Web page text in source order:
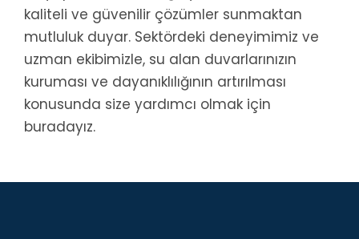
kaliteli ve güvenilir çözümler sunmaktan
mutluluk duyar. Sektördeki deneyimimiz ve
uzman ekibimizle, su alan duvarlarınızın
kuruması ve dayanıklılığının artırılması
konusunda size yardımcı olmak için
buradayız.